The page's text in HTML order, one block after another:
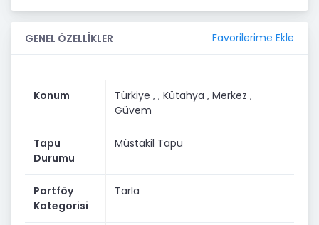
GENEL ÖZELLİKLER Favorilerime Ekle
Konum Türkiye , , Kütahya , Merkez ,
Güvem
Tapu
Durumu
Müstakil Tapu
Portföy
Kategorisi
Tarla